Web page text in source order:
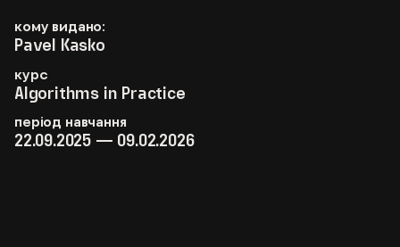
кому видано:
Pavel Kasko
курс
Algorithms in Practice
період навчання
22.09.2025 — 09.02.2026